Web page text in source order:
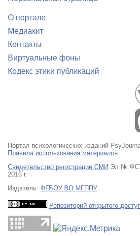
О портале
Медиакит
Контакты
Виртуальные фоны
Кодекс этики публикаций
Портал психологических изданий
Правила использования материалов
Свидетельство регистрации СМИ Эл №
2016 г.
Издатель: ФГБОУ ВО МГППУ
Репозиторий открытого